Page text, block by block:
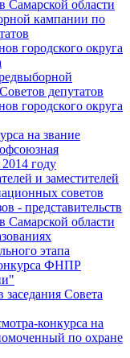
Самарской области
кампании по
городского округа
депутатов
городского округа
на звание
году
и заместителей
советов
- представительств
Самарской области
этапа
ФНПР
Совета
конкурса на
по охране